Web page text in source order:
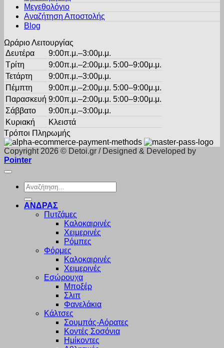
σελίδα
Μεγεθολόγιο
Αναζήτηση Αποστολής
Blog
Ωράριο Λειτουργίας
Δευτέρα
9:00π.μ.–3:00μ.μ.
Τρίτη
9:00π.μ.–2:00μ.μ. 5:00–9:00μ.μ.
Τετάρτη
9:00π.μ.–3:00μ.μ.
Πέμπτη
9:00π.μ.–2:00μ.μ. 5:00–9:00μ.μ.
Παρασκευή 9:00π.μ.–2:00μ.μ. 5:00–9:00μ.μ.
Σάββατο
9:00π.μ.–3:00μ.μ.
Κυριακή
Κλειστά
Τρόποι Πληρωμής
Copyright 2026 © Detoi.gr / Designed & Developed by
Pointer
Αναζήτηση
για:
ΑΝΔΡΑΣ
Πυτζάμες
Καλοκαιρινές
Χειμερινές
Ρόμπες
Φόρμες
Καλοκαιρινές
Χειμερινές
Εσώρουχα
Μποξέρ
Σλιπ
Φανελάκια
Κάλτσες
Σουμπάς-Αόρατες
Κοντές Σοσόνια
Ημίκοντες